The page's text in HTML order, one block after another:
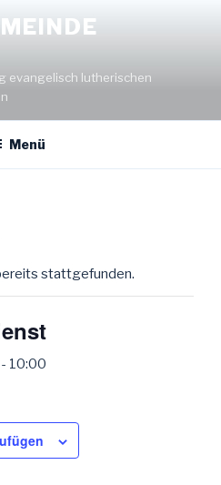
evangelisch lutherischen
Menü
stattgefunden.
- 10:00